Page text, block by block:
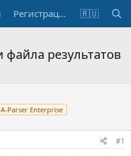
Регистрация 🇷🇺
результатов
A-Parser Enterprise
#1